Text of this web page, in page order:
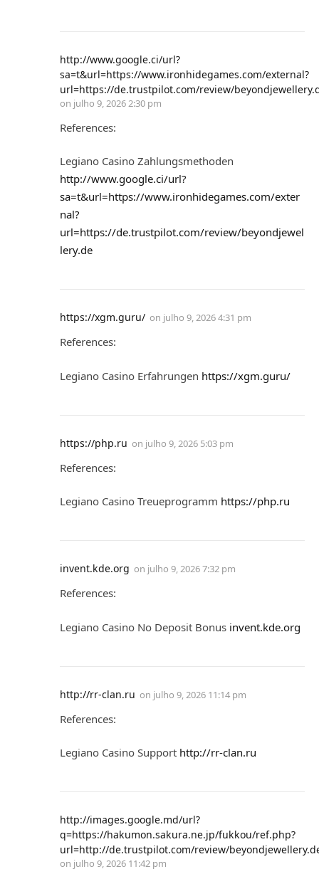
http://www.google.ci/url?
sa=t&url=https://www.ironhidegames.com/external?
url=https://de.trustpilot.com/review/
on julho 9, 2026 2:30 pm
References:
Legiano Casino Zahlungsmethoden
http://www.google.ci/url?
sa=t&url=https://www.ironhidegames.com/exter
nal?
url=https://de.trustpilot.com/review/beyondjewel
lery.de
https://xgm.guru/ on julho 9, 2026 4:31 pm
References:
Legiano Casino Erfahrungen https://xgm.guru/
https://php.ru on julho 9, 2026 5:03 pm
References:
Legiano Casino Treueprogramm https://php.ru
invent.kde.org on julho 9, 2026 7:32 pm
References:
Legiano Casino No Deposit Bonus invent.kde.org
http://rr-clan.ru on julho 9, 2026 11:14 pm
References:
Legiano Casino Support http://rr-clan.ru
http://images.google.md/url?
q=https://hakumon.sakura.ne.jp/fukkou/ref.php?
url=http://de.trustpilot.com/review/
on julho 9, 2026 11:42 pm